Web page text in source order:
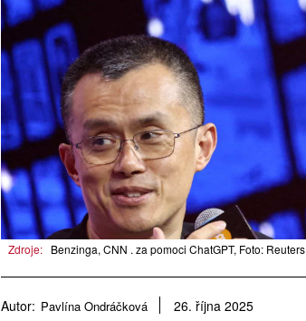
Zdroje: Benzinga, CNN . za pomoci ChatGPT, Foto: Reuters
Autor: Pavlína Ondráčková 26. října 2025